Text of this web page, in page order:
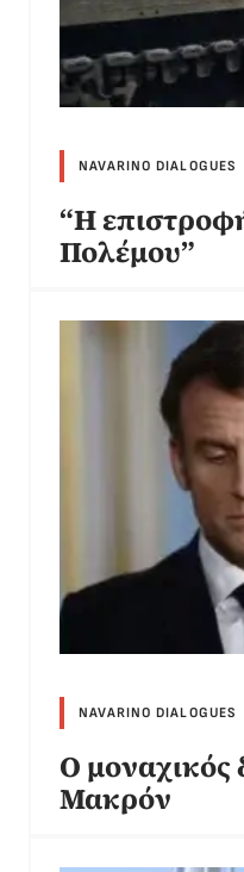
NAVARINO DIALOGUES
“Η
Πολέμου”
NAVARINO DIALOGUES
Ο μοναχικός
Μακρόν